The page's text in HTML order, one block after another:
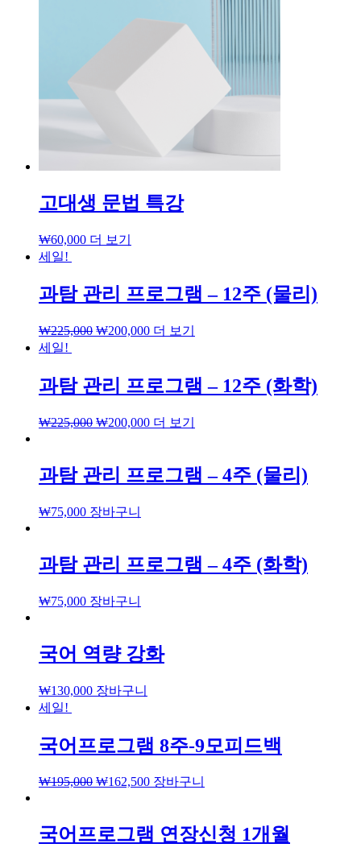
고대생 문법 특강
₩60,000 더 보기
세일!
과탐 관리 프로그램 – 12주 (물리)
₩225,000 ₩200,000 더 보기
세일!
과탐 관리 프로그램 – 12주 (화학)
₩225,000 ₩200,000 더 보기
과탐 관리 프로그램 – 4주 (물리)
₩75,000 장바구니
과탐 관리 프로그램 – 4주 (화학)
₩75,000 장바구니
국어 역량 강화
₩130,000 장바구니
세일!
국어프로그램 8주-9모피드백
₩195,000 ₩162,500 장바구니
국어프로그램 연장신청 1개월